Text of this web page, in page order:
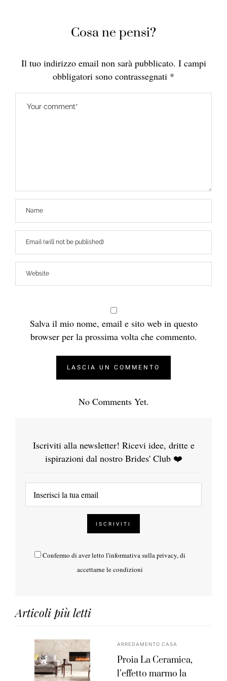
Cosa ne pensi?
Il tuo indirizzo email non sarà pubblicato. I campi
obbligatori sono contrassegnati *
Salva il mio nome, email e sito web in questo
browser per la prossima volta che commento.
No Comments Yet.
Iscriviti alla newsletter! Ricevi idee, dritte e
ispirazioni dal nostro Brides' Club ❤️
Confermo di aver letto l'informativa sulla privacy, di
accettarne le condizioni
Articoli più letti
ARREDAMENTO CASA
Proia La Ceramica,
l’effetto marmo la